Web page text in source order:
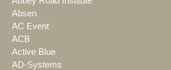
Absen
AC Event
ACB
Active Blue
AD-Systems